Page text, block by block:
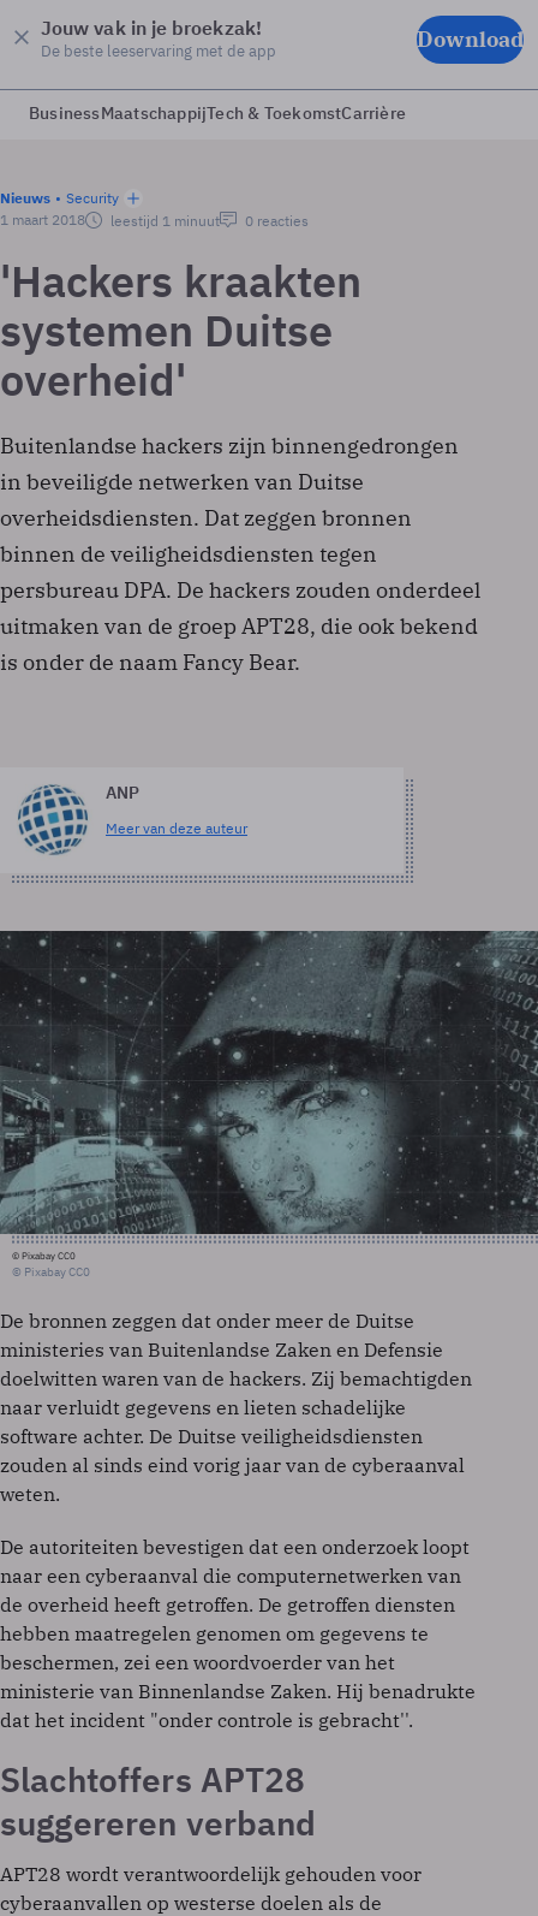
Jouw vak in je broekzak!
De beste leeservaring met de app Download
BusinessMaatschappijTech & ToekomstCarrière
Nieuws
Security
1 maart 2018
leestijd 1 minuut 0 reacties
'Hackers kraakten
systemen Duitse
overheid'
Buitenlandse hackers zijn binnengedrongen
in beveiligde netwerken van Duitse
overheidsdiensten. Dat zeggen bronnen
binnen de veiligheidsdiensten tegen
persbureau DPA. De hackers zouden onderdeel
uitmaken van de groep APT28, die ook bekend
is onder de naam Fancy Bear.
ANP
Meer van deze auteur
© Pixabay CC0
© Pixabay CC0
De bronnen zeggen dat onder meer de Duitse
ministeries van Buitenlandse Zaken en Defensie
doelwitten waren van de hackers. Zij bemachtigden
naar verluidt gegevens en lieten schadelijke
software achter. De Duitse veiligheidsdiensten
zouden al sinds eind vorig jaar van de cyberaanval
weten.
De autoriteiten bevestigen dat een onderzoek loopt
naar een cyberaanval die computernetwerken van
de overheid heeft getroffen. De getroffen diensten
hebben maatregelen genomen om gegevens te
beschermen, zei een woordvoerder van het
ministerie van Binnenlandse Zaken. Hij benadrukte
dat het incident "onder controle is gebracht''.
Slachtoffers APT28
suggereren verband
APT28 wordt verantwoordelijk gehouden voor
cyberaanvallen op westerse doelen als de